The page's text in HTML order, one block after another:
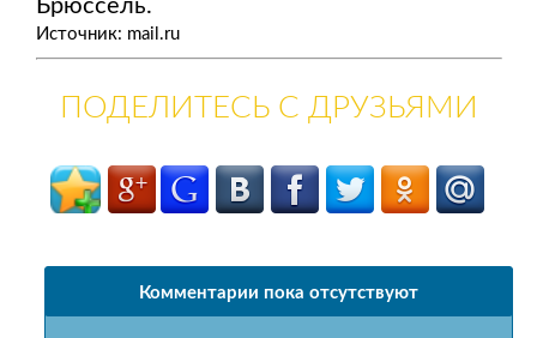
Брюссель.
Источник: mail.ru
ПОДЕЛИТЕСЬ С ДРУЗЬЯМИ
Комментарии пока отсутствуют